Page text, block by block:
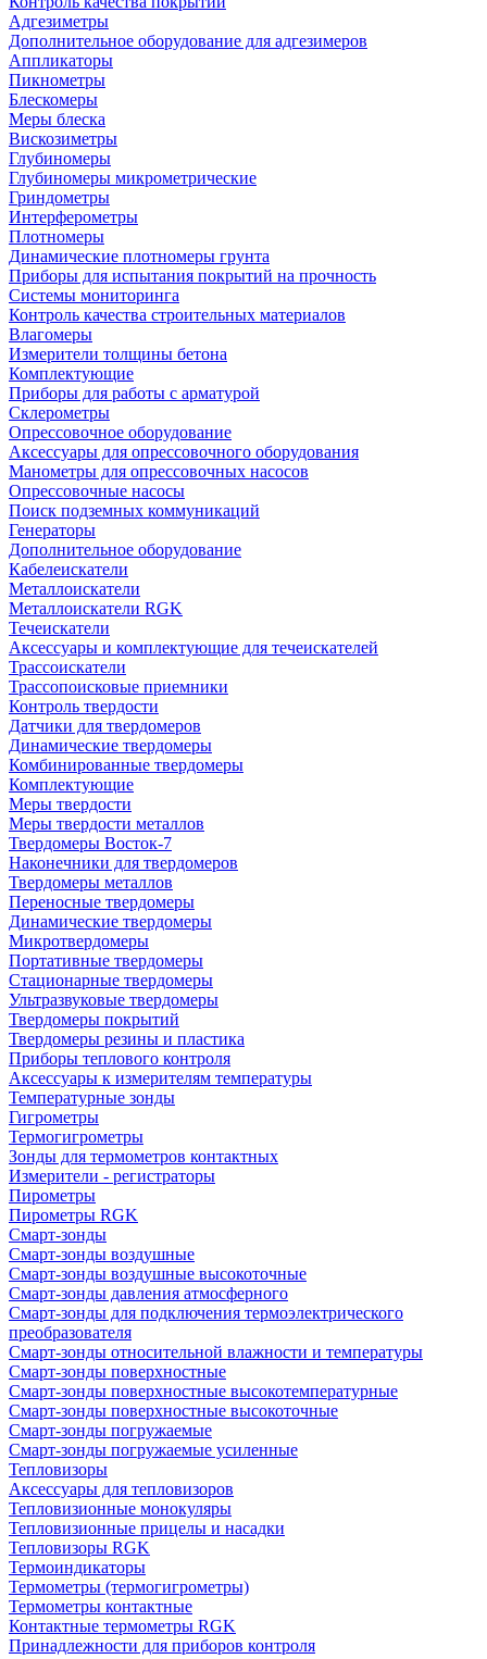
Адгезиметры
Дополнительное оборудование для адгезимеров
Аппликаторы
Пикнометры
Блескомеры
Меры блеска
Вискозиметры
Глубиномеры
Глубиномеры микрометрические
Гриндометры
Интерферометры
Плотномеры
Динамические плотномеры грунта
Приборы для испытания покрытий на прочность
Системы мониторинга
Контроль качества строительных материалов
Влагомеры
Измерители толщины бетона
Комплектующие
Приборы для работы с арматурой
Склерометры
Опрессовочное оборудование
Аксессуары для опрессовочного оборудования
Манометры для опрессовочных насосов
Опрессовочные насосы
Поиск подземных коммуникаций
Генераторы
Дополнительное оборудование
Кабелеискатели
Металлоискатели
Металлоискатели RGK
Течеискатели
Аксессуары и комплектующие для течеискателей
Трассоискатели
Трассопоисковые приемники
Контроль твердости
Датчики для твердомеров
Динамические твердомеры
Комбинированные твердомеры
Комплектующие
Меры твердости
Меры твердости металлов
Твердомеры Восток-7
Наконечники для твердомеров
Твердомеры металлов
Переносные твердомеры
Динамические твердомеры
Микротвердомеры
Портативные твердомеры
Стационарные твердомеры
Ультразвуковые твердомеры
Твердомеры покрытий
Твердомеры резины и пластика
Приборы теплового контроля
Аксессуары к измерителям температуры
Температурные зонды
Гигрометры
Термогигрометры
Зонды для термометров контактных
Измерители - регистраторы
Пирометры
Пирометры RGK
Смарт-зонды
Смарт-зонды воздушные
Смарт-зонды воздушные высокоточные
Смарт-зонды давления атмосферного
Смарт-зонды для подключения термоэлектрического
преобразователя
Смарт-зонды относительной влажности и температуры
Смарт-зонды поверхностные
Смарт-зонды поверхностные высокотемпературные
Смарт-зонды поверхностные высокоточные
Смарт-зонды погружаемые
Смарт-зонды погружаемые усиленные
Тепловизоры
Аксессуары для тепловизоров
Тепловизионные монокуляры
Тепловизионные прицелы и насадки
Тепловизоры RGK
Термоиндикаторы
Термометры (термогигрометры)
Термометры контактные
Контактные термометры RGK
Принадлежности для приборов контроля